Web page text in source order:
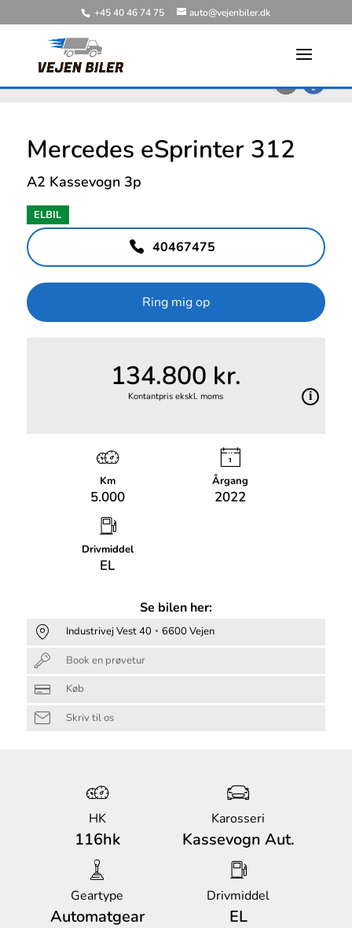
+45 40 46 74 75 auto@vejenbiler.dk
Mercedes eSprinter 312
A2 Kassevogn 3p
ELBIL
40467475
Ring mig op
134.800 kr.
Kontantpris ekskl. moms
Km
5.000
Årgang
2022
Drivmiddel
EL
Se bilen her:
Industrivej Vest 40 6600 Vejen
Book en prøvetur
Køb
Skriv til os
HK
116hk
Karosseri
Kassevogn Aut.
Geartype
Automatgear
Drivmiddel
EL